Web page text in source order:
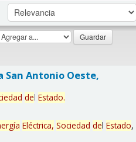
Antonio Oeste,
del Estado.
Eléctrica, Sociedad del Estado,